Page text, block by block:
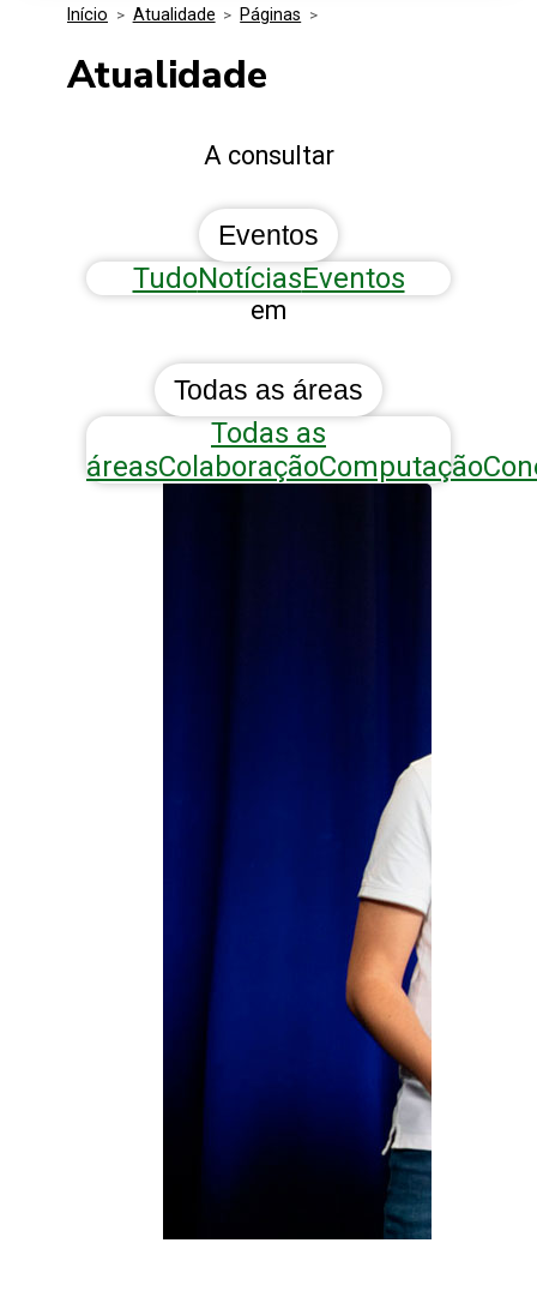
Media Kit
Eventos
Início > Atualidade > Páginas >
Atualidade
A consultar
Eventos
TudoNotíciasEventos
em
Todas as áreas
Todas as
áreasColaboraçãoComputação